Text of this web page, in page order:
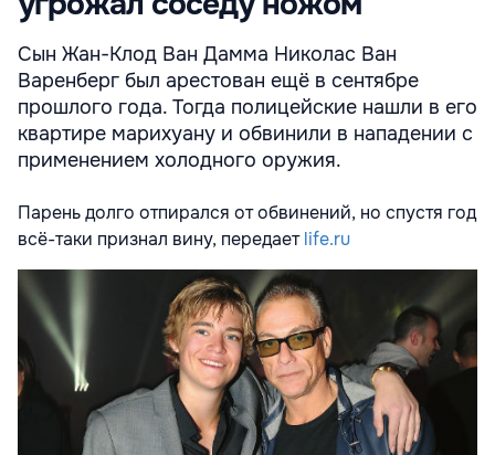
Сын Жан-Клод Ван Дамма Николас Ван
Варенберг был арестован ещё в сентябре
прошлого года. Тогда полицейские нашли в его
квартире марихуану и обвинили в нападении с
применением холодного оружия.
Парень долго отпирался от обвинений, но спустя год
всё-таки признал вину, передаетlife.ru